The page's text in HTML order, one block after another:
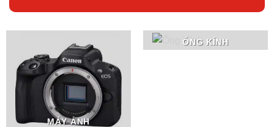
MÁY ẢNH
ỐNG KÍNH